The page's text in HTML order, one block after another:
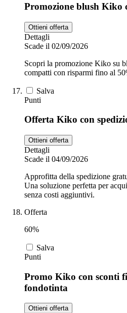
Promozione blush Kiko
Ottieni offerta
Dettagli
Scade il 02/09/2026
Scopri la promozione Kiko su
compatti con risparmi fino al
Salva
Punti
Offerta Kiko con
Ottieni offerta
Dettagli
Scade il 04/09/2026
Approfitta della spedizione
Una soluzione perfetta per
senza costi aggiuntivi.
Offerta
60%
Salva
Punti
Promo Kiko con sconti
fondotinta
Ottieni offerta